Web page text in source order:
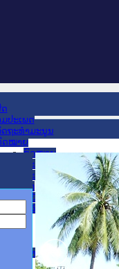
ປະເພດ
ດຖະທໍາມະນູນ
ດໝາຍ
ກົດໝາຍ
ປະມວນກົດໝາຍ ແພ່ງ
ປະມວນກົດໝາຍ ອາຍາ
ຕິຕົກລົງ
ຖະບັນຍັດ
ລັດຖະດໍາລັດ
ສັ່ງ
ຄໍາແນະນໍາ